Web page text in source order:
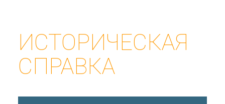
ИСТОРИЧЕСКАЯ
СПРАВКА